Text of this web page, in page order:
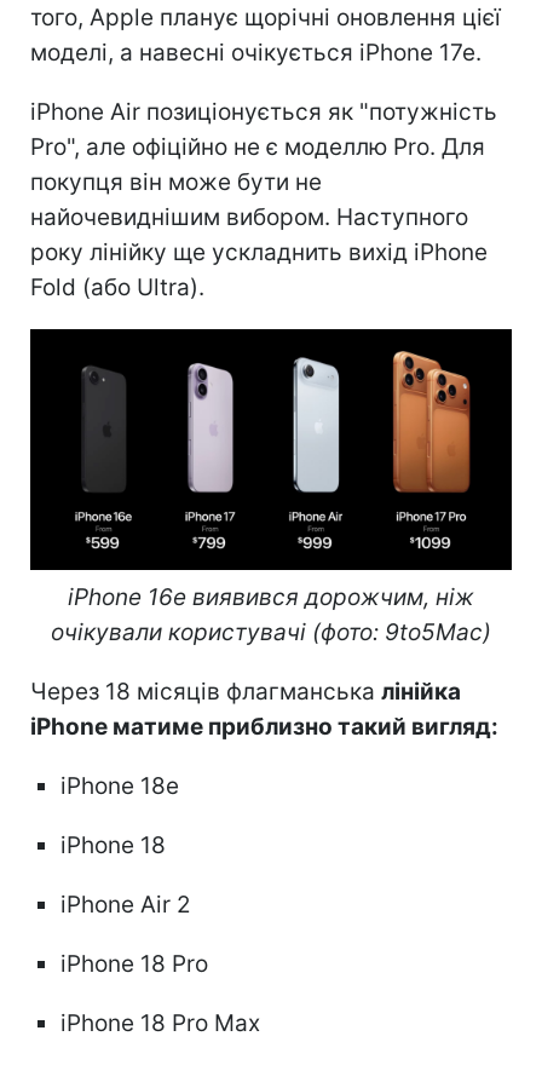
того, Apple планує щорічні оновлення цієї
моделі, а навесні очікується iPhone 17e.
iPhone Air позиціонується як "потужність
Pro", але офіційно не є моделлю Pro. Для
покупця він може бути не
найочевиднішим вибором. Наступного
року лінійку ще ускладнить вихід iPhone
Fold (або Ultra).
iPhone 16e виявився дорожчим, ніж
очікували користувачі (фото: 9to5Mac)
Через 18 місяців флагманська лінійка
iPhone матиме приблизно такий вигляд:
iPhone 18e
iPhone 18
iPhone Air 2
iPhone 18 Pro
iPhone 18 Pro Max